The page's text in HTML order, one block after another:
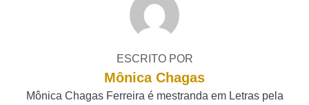
ESCRITO POR
Mônica Chagas
Mônica Chagas Ferreira é mestranda em Letras pela